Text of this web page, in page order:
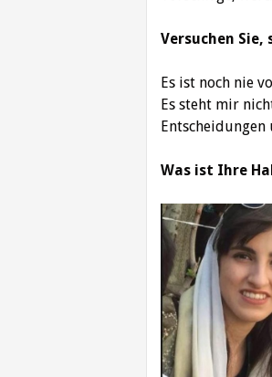
Versuchen
Es ist noch nie
Es steht mir
Was ist Ihre